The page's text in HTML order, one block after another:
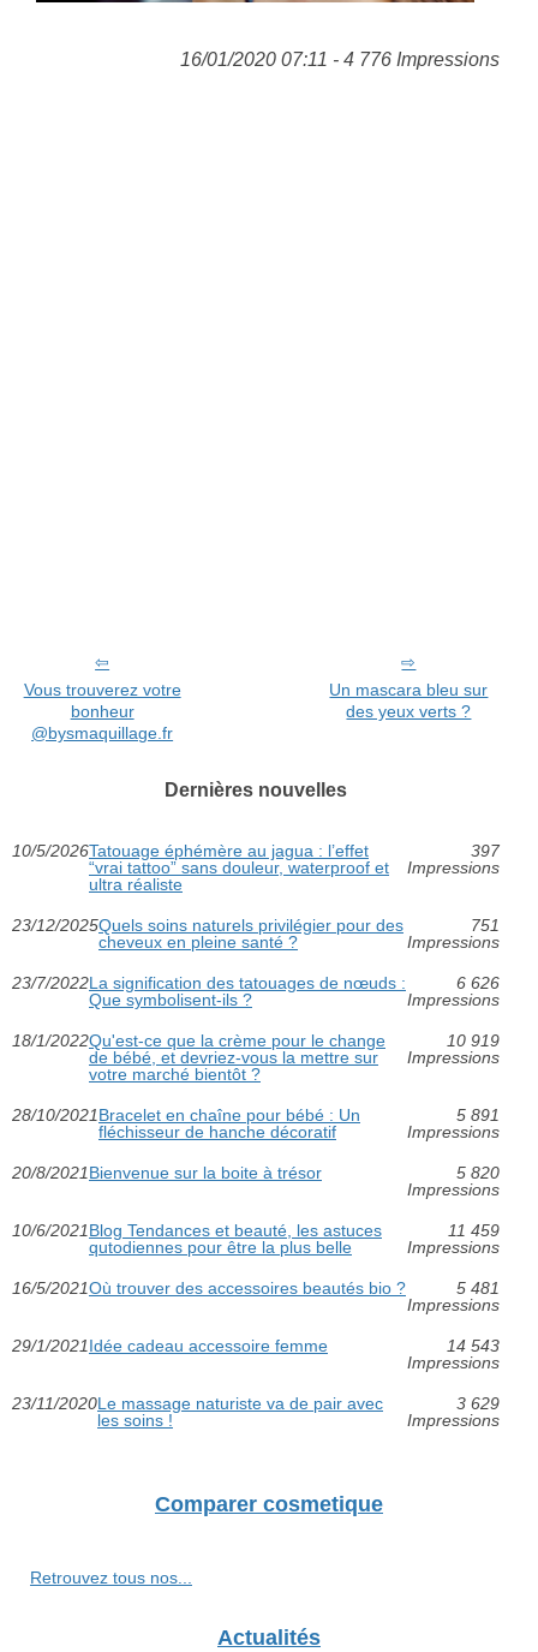
16/01/2020 07:11 - 4 776 Impressions
Vous trouverez votre
bonheur
@bysmaquillage.fr
Un mascara bleu sur
des yeux verts ?
Dernières nouvelles
10/5/2026Tatouage éphémère au jagua : l’effet
“vrai tattoo” sans douleur, waterproof et
ultra réaliste
397
Impressions
23/12/2025Quels soins naturels privilégier pour des
cheveux en pleine santé ?
751
Impressions
23/7/2022La signification des tatouages de nœuds :
Que symbolisent-ils ?
6 626
Impressions
18/1/2022Qu'est-ce que la crème pour le change
de bébé, et devriez-vous la mettre sur
votre marché bientôt ?
10 919
Impressions
28/10/2021Bracelet en chaîne pour bébé : Un
fléchisseur de hanche décoratif
5 891
Impressions
20/8/2021Bienvenue sur la boite à trésor
5 820
Impressions
10/6/2021Blog Tendances et beauté, les astuces
qutodiennes pour être la plus belle
11 459
Impressions
16/5/2021Où trouver des accessoires beautés bio ?
5 481
Impressions
29/1/2021Idée cadeau accessoire femme
14 543
Impressions
23/11/2020Le massage naturiste va de pair avec
les soins !
3 629
Impressions
Comparer cosmetique
Retrouvez tous nos...
Actualités